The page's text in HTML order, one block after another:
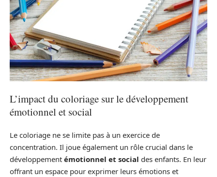
L’impact du coloriage sur le développement
émotionnel et social
Le coloriage ne se limite pas à un exercice de
concentration. Il joue également un rôle crucial dans le
développement émotionnel et social des enfants. En leur
offrant un espace pour exprimer leurs émotions et